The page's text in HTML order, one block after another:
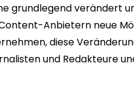
grundlegend verändert
Anbietern neue
diese
und Redakteure